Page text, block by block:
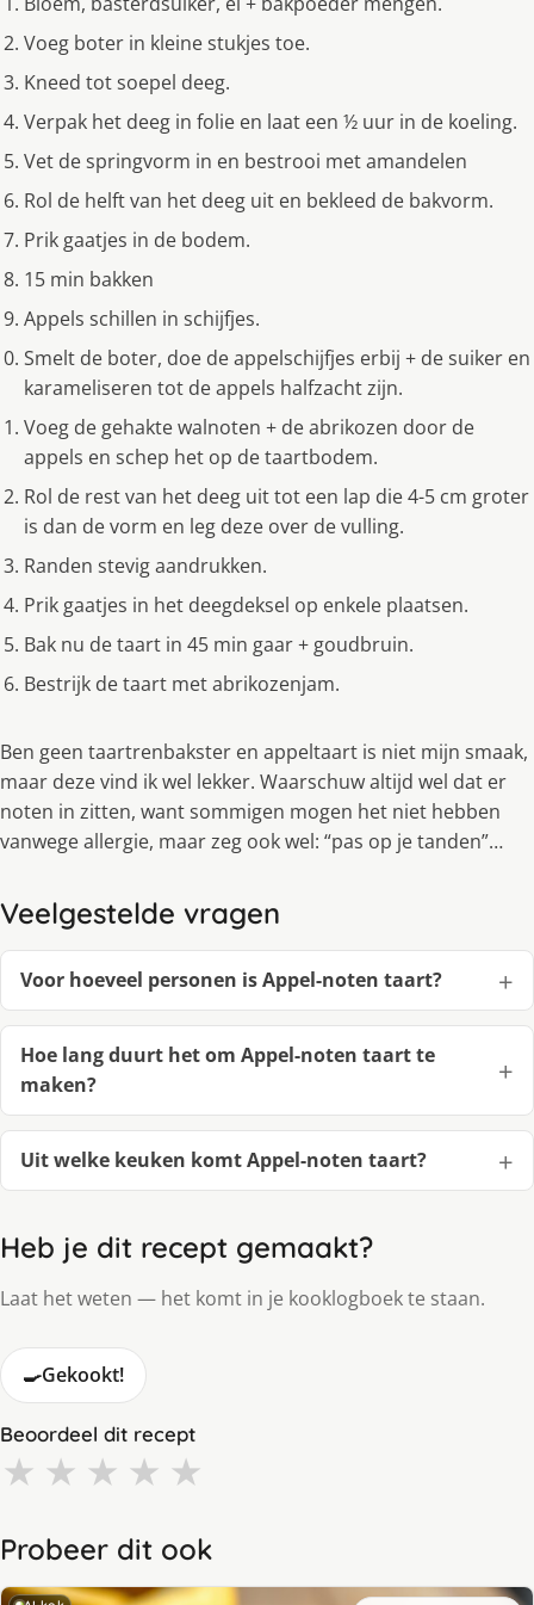
Voeg boter in kleine stukjes toe.
Kneed tot soepel deeg.
Verpak het deeg in folie en laat een ½ uur in de koeling.
Vet de springvorm in en bestrooi met amandelen
Rol de helft van het deeg uit en bekleed de bakvorm.
Prik gaatjes in de bodem.
15 min bakken
Appels schillen in schijfjes.
Smelt de boter, doe de appelschijfjes erbij + de suiker en
karameliseren tot de appels halfzacht zijn.
Voeg de gehakte walnoten + de abrikozen door de
appels en schep het op de taartbodem.
Rol de rest van het deeg uit tot een lap die 4-5 cm groter
is dan de vorm en leg deze over de vulling.
Randen stevig aandrukken.
Prik gaatjes in het deegdeksel op enkele plaatsen.
Bak nu de taart in 45 min gaar + goudbruin.
Bestrijk de taart met abrikozenjam.
Ben geen taartrenbakster en appeltaart is niet mijn smaak,
maar deze vind ik wel lekker. Waarschuw altijd wel dat er
noten in zitten, want sommigen mogen het niet hebben
vanwege allergie, maar zeg ook wel: “pas op je tanden”…
Veelgestelde vragen
Voor hoeveel personen is Appel-noten taart?
Hoe lang duurt het om Appel-noten taart te
maken?
Uit welke keuken komt Appel-noten taart?
Heb je dit recept gemaakt?
Laat het weten — het komt in je kooklogboek te staan.
🍳Gekookt!
Beoordeel dit recept
★ ★ ★ ★ ★
Probeer dit ook